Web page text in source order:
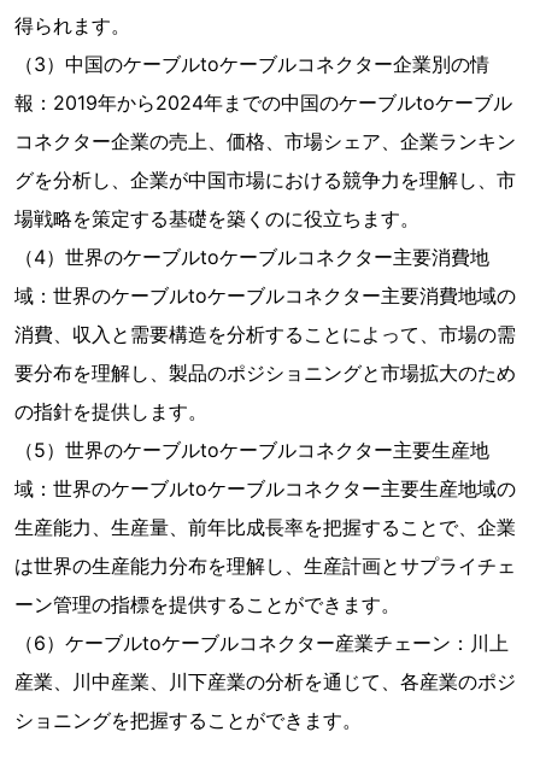
得られます。
（3）中国のケーブルtoケーブルコネクター企業別の情
報：2019年から2024年までの中国のケーブルtoケーブル
コネクター企業の売上、価格、市場シェア、企業ランキン
グを分析し、企業が中国市場における競争力を理解し、市
場戦略を策定する基礎を築くのに役立ちます。
（4）世界のケーブルtoケーブルコネクター主要消費地
域：世界のケーブルtoケーブルコネクター主要消費地域の
消費、収入と需要構造を分析することによって、市場の需
要分布を理解し、製品のポジショニングと市場拡大のため
の指針を提供します。
（5）世界のケーブルtoケーブルコネクター主要生産地
域：世界のケーブルtoケーブルコネクター主要生産地域の
生産能力、生産量、前年比成長率を把握することで、企業
は世界の生産能力分布を理解し、生産計画とサプライチェ
ーン管理の指標を提供することができます。
（6）ケーブルtoケーブルコネクター産業チェーン：川上
産業、川中産業、川下産業の分析を通じて、各産業のポジ
ショニングを把握することができます。